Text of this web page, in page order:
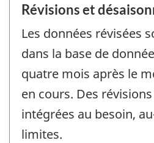
Révisions et
Les données révisées
dans la base de
quatre mois après le
en cours. Des
intégrées au besoin,
limites.